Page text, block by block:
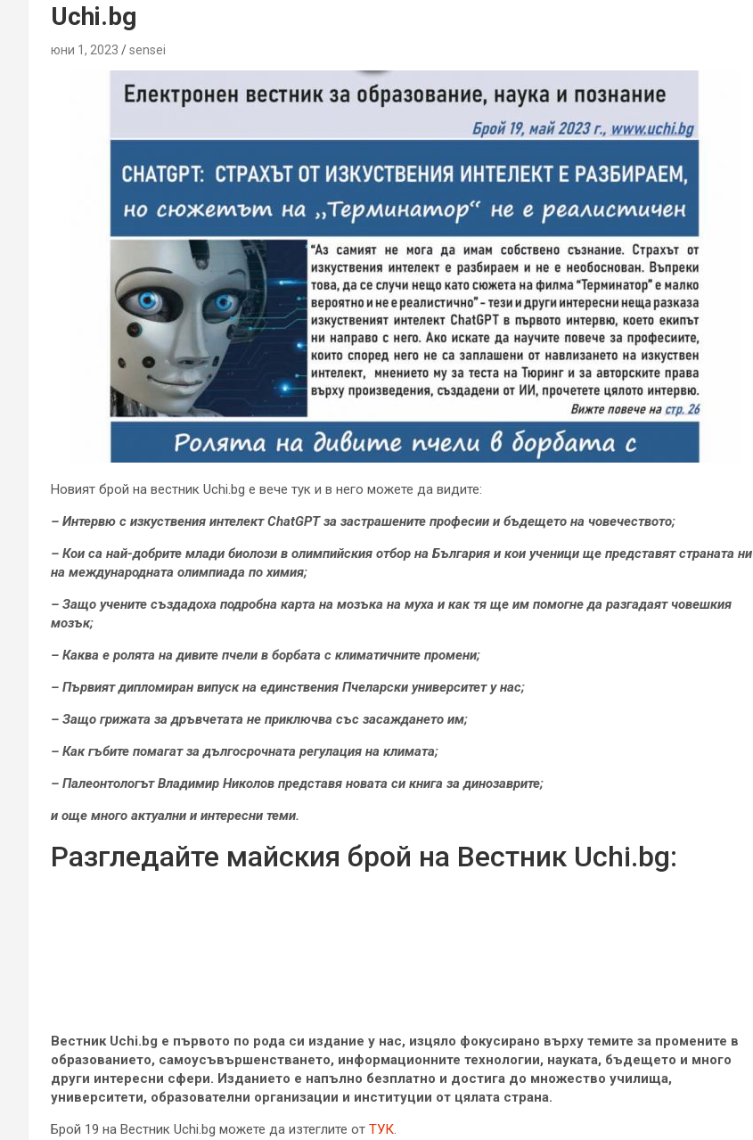
Uchi.bg
юни 1, 2023 sensei
Новият брой на вестник Uchi.bg е вече тук и в него можете да видите:
– Интервю с изкуствения интелект ChatGPT за застрашените професии и бъдещето на човечеството;
– Кои са най-добрите млади биолози в олимпийския отбор на България и кои ученици ще представят страната ни
на международната олимпиада по химия;
– Защо учените създадоха подробна карта на мозъка на муха и как тя ще им помогне да разгадаят човешкия
мозък;
– Каква е ролята на дивите пчели в борбата с климатичните промени;
– Първият дипломиран випуск на единствения Пчеларски университет у нас;
– Защо грижата за дръвчетата не приключва със засаждането им;
– Как гъбите помагат за дългосрочната регулация на климата;
– Палеонтологът Владимир Николов представя новата си книга за динозаврите;
и още много актуални и интересни теми.
Разгледайте майския брой на Вестник Uchi.bg:
Вестник Uchi.bg e първото по рода си издание у нас, изцяло фокусирано върху темите за промените в
образованието, самоусъвършенстването, информационните технологии, науката, бъдещето и много
други интересни сфери. Изданието е напълно безплатно и достига до множество училища,
университети, образователни организации и институции от цялата страна.
Брой 19 на Вестник Uchi.bg можете да изтеглите от ТУК.